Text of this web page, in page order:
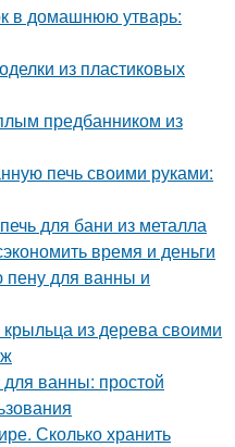
в домашнюю утварь:
из пластиковых
предбанником из
печь своими руками:
для бани из металла
время и деньги
для ванны и
крыльца из дерева своими
ванны: простой
Сколько хранить